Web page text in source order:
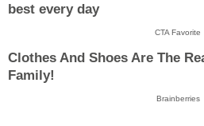
best every day
CTA Favorite
Clothes And Shoes Are The
Family!
Brainberries